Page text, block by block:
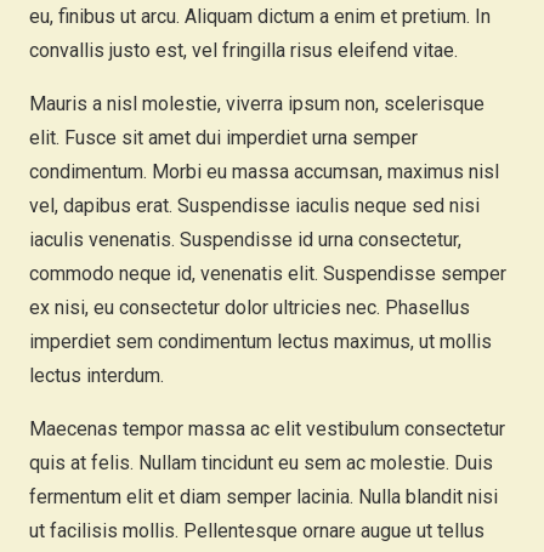
eu, finibus ut arcu. Aliquam dictum a enim et pretium. In
convallis justo est, vel fringilla risus eleifend vitae.
Mauris a nisl molestie, viverra ipsum non, scelerisque
elit. Fusce sit amet dui imperdiet urna semper
condimentum. Morbi eu massa accumsan, maximus nisl
vel, dapibus erat. Suspendisse iaculis neque sed nisi
iaculis venenatis. Suspendisse id urna consectetur,
commodo neque id, venenatis elit. Suspendisse semper
ex nisi, eu consectetur dolor ultricies nec. Phasellus
imperdiet sem condimentum lectus maximus, ut mollis
lectus interdum.
Maecenas tempor massa ac elit vestibulum consectetur
quis at felis. Nullam tincidunt eu sem ac molestie. Duis
fermentum elit et diam semper lacinia. Nulla blandit nisi
ut facilisis mollis. Pellentesque ornare augue ut tellus